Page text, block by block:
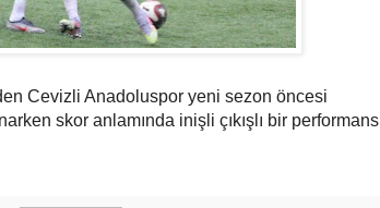
Cevizli Anadoluspor yeni sezon öncesi
skor anlamında inişli çıkışlı bir performans